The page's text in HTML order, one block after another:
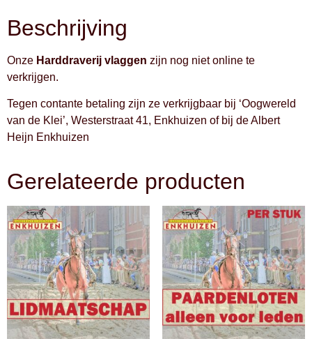
Beschrijving
Onze Harddraverij vlaggen zijn nog niet online te
verkrijgen.
Tegen contante betaling zijn ze verkrijgbaar bij ‘Oogwereld
van de Klei’, Westerstraat 41, Enkhuizen of bij de Albert
Heijn Enkhuizen
Gerelateerde producten